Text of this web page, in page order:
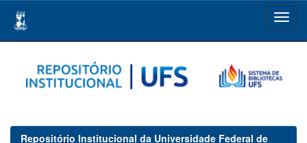
navigation
Repositório Institucional da Universidade Federal de